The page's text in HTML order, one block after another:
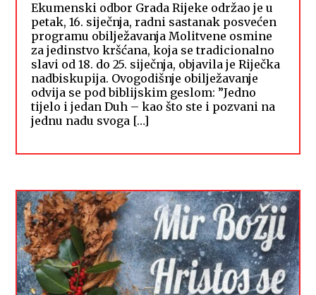
Ekumenski odbor Grada Rijeke održao je u
petak, 16. siječnja, radni sastanak posvećen
programu obilježavanja Molitvene osmine
za jedinstvo kršćana, koja se tradicionalno
slavi od 18. do 25. siječnja, objavila je Riječka
nadbiskupija. Ovogodišnje obilježavanje
odvija se pod biblijskim geslom: ”Jedno
tijelo i jedan Duh – kao što ste i pozvani na
jednu nadu svoga […]